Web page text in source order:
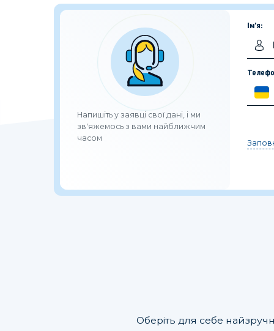
Напишіть у заявці свої дані, і ми
зв'яжемось з вами найближчим
часом
Ім'я:
Оберіть для себе